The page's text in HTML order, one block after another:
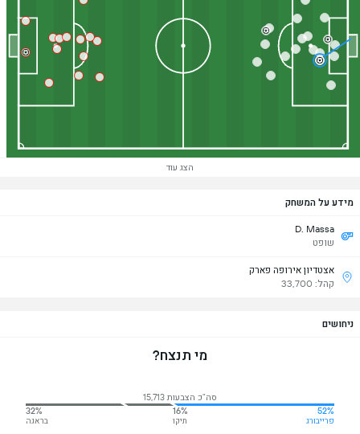
הצג עוד
מידע על המשחק
D. Massa
שופט
אצטדיון אירופה פארק
קהל: 33,700
ניחושים
מי תנצח?
סה"כ הצבעות 15,713
52%
פרייבורג
16%
תיקו
32%
בראגה